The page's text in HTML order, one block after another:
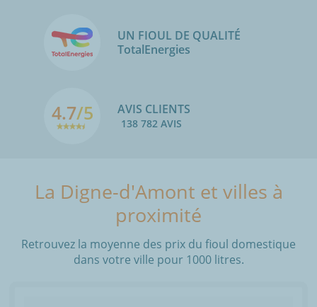
UN FIOUL DE QUALITÉ
TotalEnergies
4.7/5 AVIS CLIENTS
138 782 AVIS
La Digne-d'Amont et villes à
proximité
Retrouvez la moyenne des prix du fioul domestique
dans votre ville pour 1000 litres.